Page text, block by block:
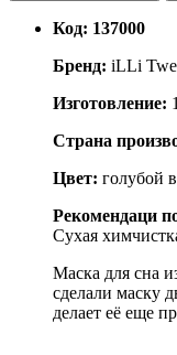
Код: 137000
Бренд: iLLi
Изготовление:
Страна
Цвет: голубой
Рекомендаци
Сухая
Маска для сна
сделали маску
делает её еще